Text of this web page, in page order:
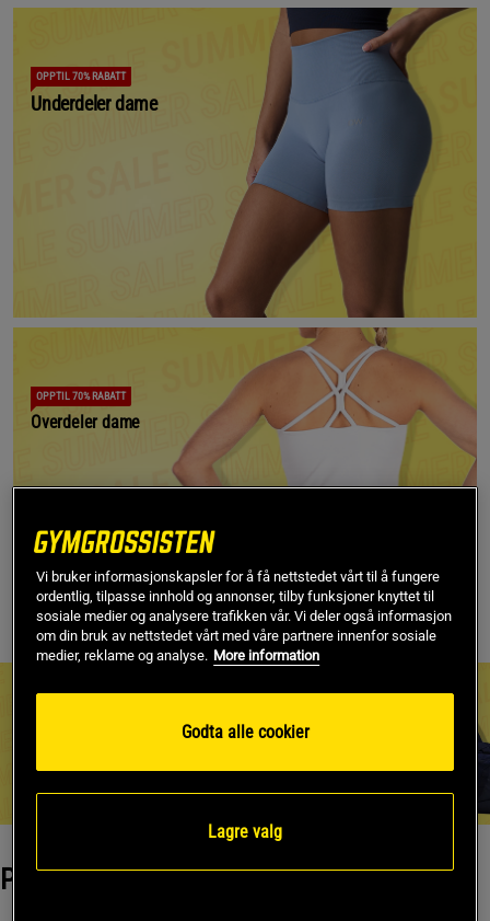
OPPTIL 70% RABATT
Underdeler dame
OPPTIL 70% RABATT
Overdeler dame
Accessoarer og tilbehør
Populære brands🔥
Vi bruker informasjonskapsler for å få nettstedet vårt til å fungere
ordentlig, tilpasse innhold og annonser, tilby funksjoner knyttet til
sosiale medier og analysere trafikken vår. Vi deler også informasjon
om din bruk av nettstedet vårt med våre partnere innenfor sosiale
medier, reklame og analyse. More information
Godta alle cookier
Lagre valg